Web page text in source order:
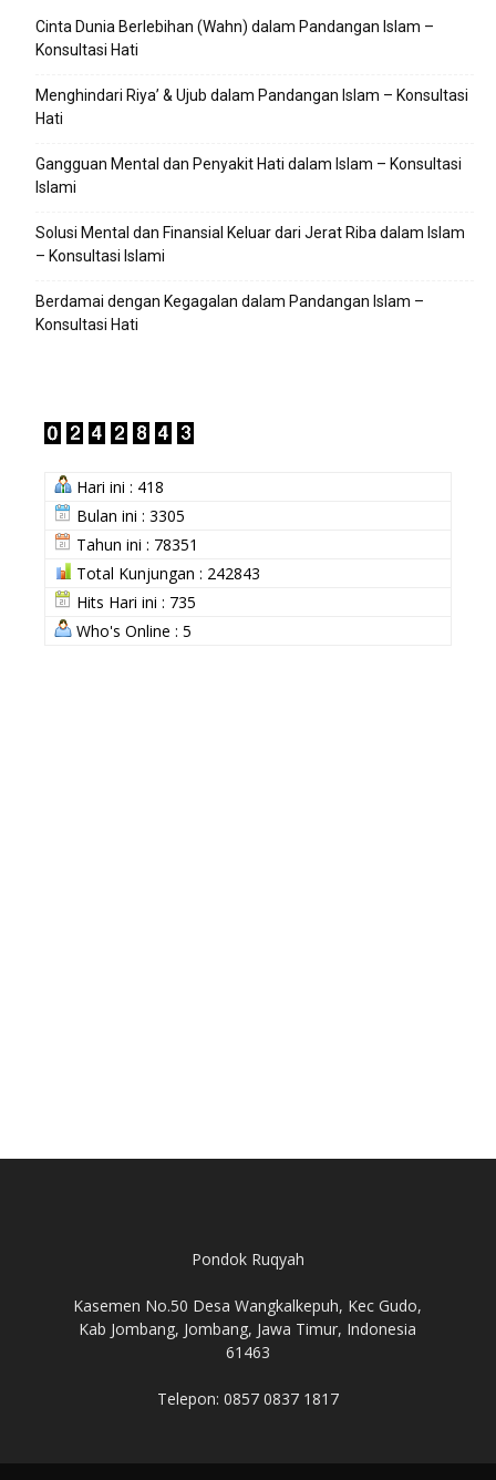
Cinta Dunia Berlebihan (Wahn) dalam Pandangan Islam –
Konsultasi Hati
Menghindari Riya’ & Ujub dalam Pandangan Islam – Konsultasi
Hati
Gangguan Mental dan Penyakit Hati dalam Islam – Konsultasi
Islami
Solusi Mental dan Finansial Keluar dari Jerat Riba dalam Islam
– Konsultasi Islami
Berdamai dengan Kegagalan dalam Pandangan Islam –
Konsultasi Hati
Hari ini : 418
Bulan ini : 3305
Tahun ini : 78351
Total Kunjungan : 242843
Hits Hari ini : 735
Who's Online : 5
Pondok Ruqyah
Kasemen No.50 Desa Wangkalkepuh, Kec Gudo,
Kab Jombang, Jombang, Jawa Timur, Indonesia
61463
Telepon: 0857 0837 1817